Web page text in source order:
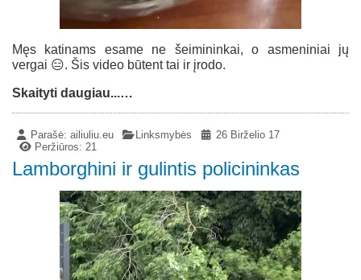
Męs katinams esame ne šeimininkai, o asmeniniai jų
vergai 😑. Šis video būtent tai ir įrodo.
Skaityti daugiau...…
Parašė:ailiuliu.eu Linksmybės
26 Birželio 17
Peržiūros: 21
Lamborghini ir gulintis policininkas